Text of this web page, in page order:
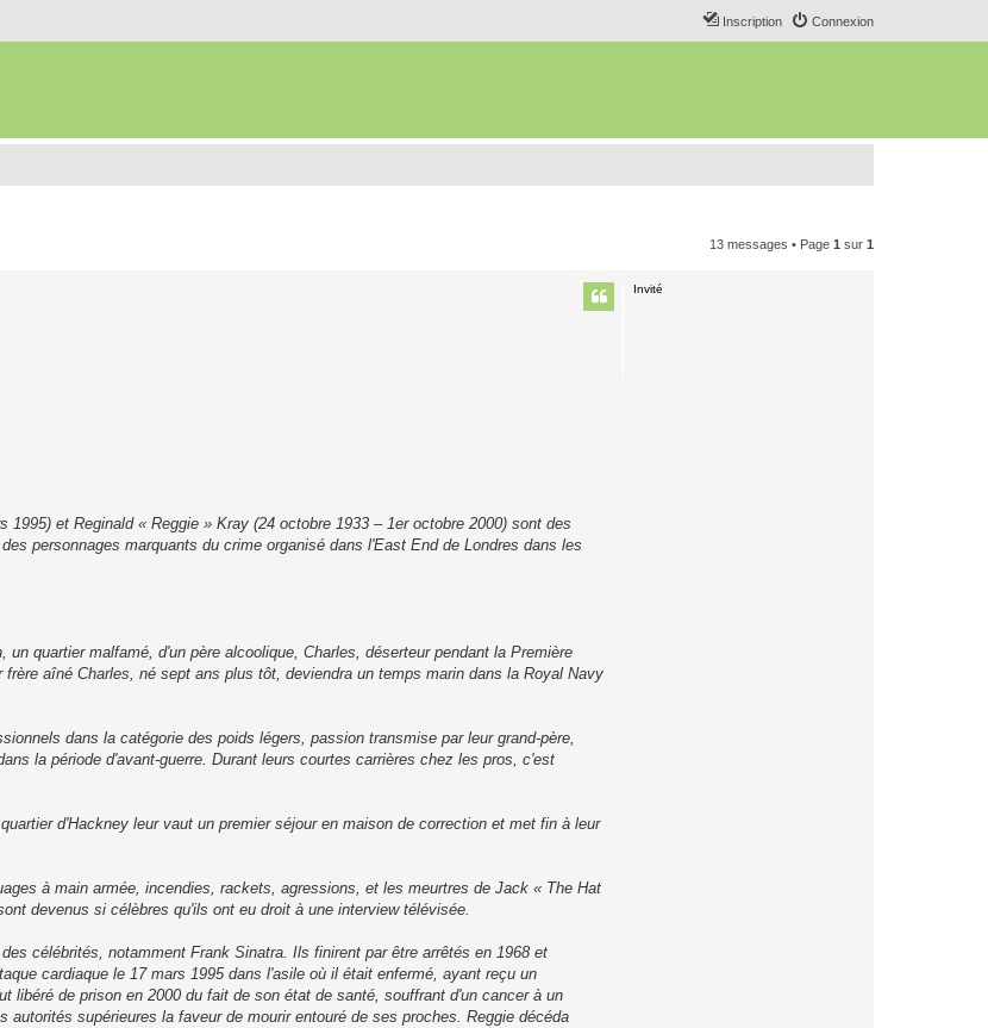
Connexion
Inscription
13 messages • Page 1 sur 1
Invité
et Reginald « Reggie » Kray (24 octobre 1933 – 1er octobre 2000) sont des
personnages marquants du crime organisé dans l'East End de Londres dans les
quartier malfamé, d'un père alcoolique, Charles, déserteur pendant la Première
aîné Charles, né sept ans plus tôt, deviendra un temps marin dans la Royal Navy
dans la catégorie des poids légers, passion transmise par leur grand-père,
la période d'avant-guerre. Durant leurs courtes carrières chez les pros, c'est
d'Hackney leur vaut un premier séjour en maison de correction et met fin à leur
à main armée, incendies, rackets, agressions, et les meurtres de Jack « The Hat
devenus si célèbres qu'ils ont eu droit à une interview télévisée.
célébrités, notamment Frank Sinatra. Ils finirent par être arrêtés en 1968 et
cardiaque le 17 mars 1995 dans l'asile où il était enfermé, ayant reçu un
libéré de prison en 2000 du fait de son état de santé, souffrant d'un cancer à un
supérieures la faveur de mourir entouré de ses proches. Reggie décéda